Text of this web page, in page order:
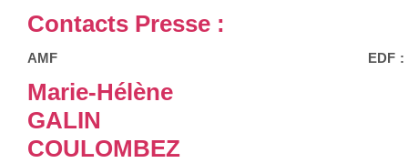
Contacts Presse :
AMF EDF :
Marie-Hélène
GALIN
COULOMBEZ